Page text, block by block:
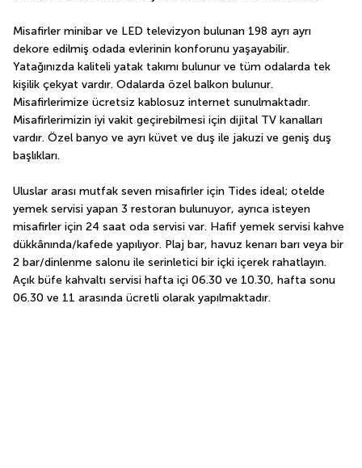
Misafirler minibar ve LED televizyon bulunan 198 ayrı ayrı
dekore edilmiş odada evlerinin konforunu yaşayabilir.
Yatağınızda kaliteli yatak takımı bulunur ve tüm odalarda tek
kişilik çekyat vardır. Odalarda özel balkon bulunur.
Misafirlerimize ücretsiz kablosuz internet sunulmaktadır.
Misafirlerimizin iyi vakit geçirebilmesi için dijital TV kanalları
vardır. Özel banyo ve ayrı küvet ve duş ile jakuzi ve geniş duş
başlıkları.
Uluslar arası mutfak seven misafirler için Tides ideal; otelde
yemek servisi yapan 3 restoran bulunuyor, ayrıca isteyen
misafirler için 24 saat oda servisi var. Hafif yemek servisi kahve
dükkânında/kafede yapılıyor. Plaj bar, havuz kenarı barı veya bir
2 bar/dinlenme salonu ile serinletici bir içki içerek rahatlayın.
Açık büfe kahvaltı servisi hafta içi 06.30 ve 10.30, hafta sonu
06.30 ve 11 arasında ücretli olarak yapılmaktadır.